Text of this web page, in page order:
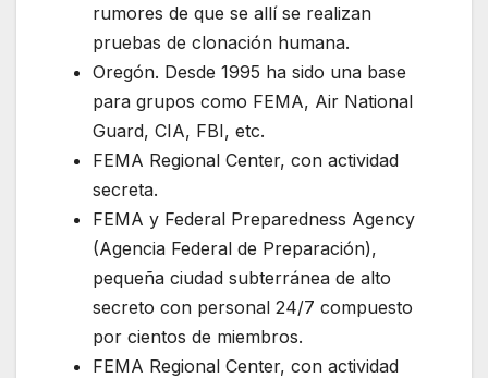
rumores de que se allí se realizan
pruebas de clonación humana.
Oregón. Desde 1995 ha sido una base
para grupos como FEMA, Air National
Guard, CIA, FBI, etc.
FEMA Regional Center, con actividad
secreta.
FEMA y Federal Preparedness Agency
(Agencia Federal de Preparación),
pequeña ciudad subterránea de alto
secreto con personal 24/7 compuesto
por cientos de miembros.
FEMA Regional Center, con actividad